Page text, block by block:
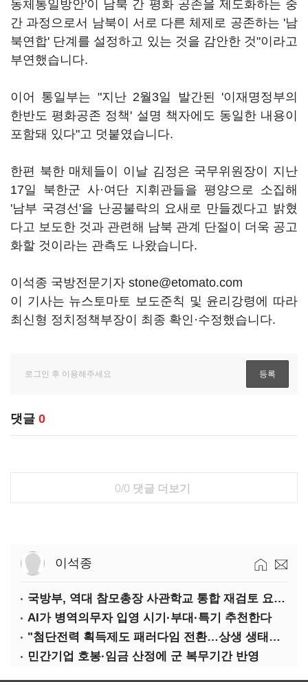
동체통일방안'이 남북 간 평화 공존을 제도화하는 중
간 과정으로서 남북이 서로 다른 체제로 공존하는 '남
북연합' 단계를 설정하고 있는 것을 감안한 것"이라고
부연했습니다.
이어 통일부는 "지난 2월3일 발간된 '이재명정부의
한반도 평화공존 정책' 설명 책자에도 동일한 내용이
포함돼 있다"고 덧붙였습니다.
한편 북한 매체들이 이날 김정은 국무위원장이 지난
17일 북한군 사·여단 지휘관들을 평양으로 소집해
'남부 국경선'을 난공불락의 요새로 만들겠다고 밝혔
다고 보도한 것과 관련해 남북 관계 단절이 더욱 공고
화할 것이라는 관측도 나왔습니다.
이석종 국방전문기자 stone@etomato.com
이 기사는 뉴스토마토 보도준칙 및 윤리강령에 따라
최신형 정치정책부장이 최종 확인·수정했습니다.
댓글 0
0/0 댓글 더보기
이석종
국방부, 역대 참모총장 사관학교 통합 재검토 요구에 "다양한 의견 수렴해 합리적 시스템 만들 것"
AI가 병역의무자 입영 시기·부대·특기 추천한다
"첨단전력 획득제도 패러다임 전환…상생 생태계 조성해 대체불가 K-방산 도약"
민간기업 호봉·임금 산정에 군 복무기간 반영